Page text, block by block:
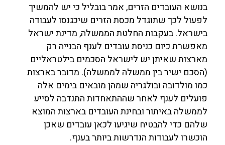
בנושא העובדים הזרים, אמר בובליל כי יש להמשיך
לפעול לכך שתוגדל מכסת הזרים שיכגנסו לעבודה
בישראל. בעקבות החלטת הממשלה, מדינת ישראל
מאפשרת כיום כניסת עובדים לענף הבנייה רק
מארצות שאיתן יש לישראל הסכמים בילטראליים
(הסכם ישיר בין ממשלה לממשלה). מדובר בארצות
כמו מולדובה ובולגריה שמהן מובאים בימים אלה
פועלים לענף לאחר שההתאחדות התנדבה לסייע
לממשלה באיתור ובחינת העובדים בארצות המוצא
שלהם כדי להבטיח שיגיעו לכאן עובדים שאכן
הוכשרו לעבודות הנדרשות ביותר בענף.